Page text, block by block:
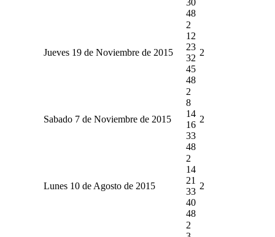
48
Jueves 19 de Noviembre de 2015
2
12
23
32
45
48
2
Sabado 7 de Noviembre de 2015
2
8
14
16
33
48
2
Lunes 10 de Agosto de 2015
2
14
21
33
40
48
2
2